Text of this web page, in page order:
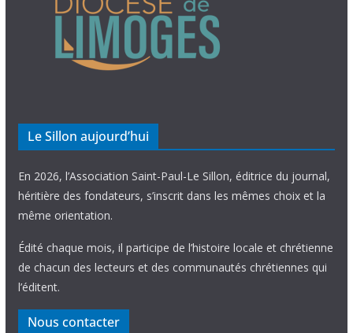
Le Sillon aujourd’hui
En 2026, l’Association Saint-Paul-Le Sillon, éditrice du journal,
héritière des fondateurs, s’inscrit dans les mêmes choix et la
même orientation.
Édité chaque mois, il participe de l’histoire locale et chrétienne
de chacun des lecteurs et des communautés chrétiennes qui
l’éditent.
Nous contacter